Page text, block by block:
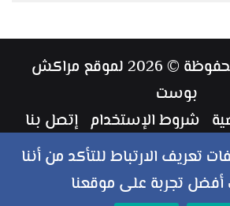
حقوق النشر محفوظة © 2026 لموقع مراكش
بوست
شروط الإستخدام إتصل بنا
طاقم العمل
فيسبوكتويتر يوتيوبانستقرام‏Google
تعريف الارتباط للتأكد من أننا
تجربة على موقعنا